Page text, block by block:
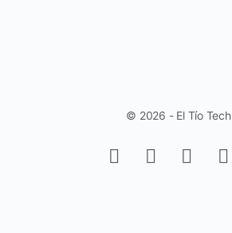
© 2026 - El Tío Tech